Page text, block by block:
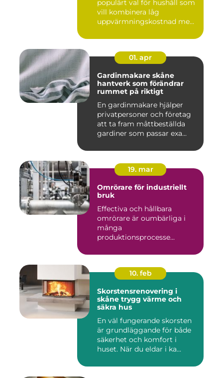
populärt val för hushåll som
vill kombinera låg
uppvärmningskostnad me...
01. apr
Gardinmakare skåne
hantverk som förändrar
rummet på riktigt
En gardinmakare hjälper
privatpersoner och företag
att ta fram måttbeställda
gardiner som passar exa...
19. mar
Omrörare för industriellt
bruk
Effectiva och hållbara
omrörare är oumbärliga i
många
produktionsprocesse...
10. feb
Skorstensrenovering i
skåne trygg värme och
säkra hus
En väl fungerande skorsten
är grundläggande för både
säkerhet och komfort i
huset. När du eldar i ka...